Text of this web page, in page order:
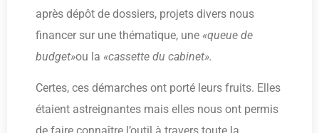
après dépôt de dossiers, projets divers nous
financer sur une thématique, une «queue de
budget»ou la «cassette du cabinet».
Certes, ces démarches ont porté leurs fruits. Elles
étaient astreignantes mais elles nous ont permis